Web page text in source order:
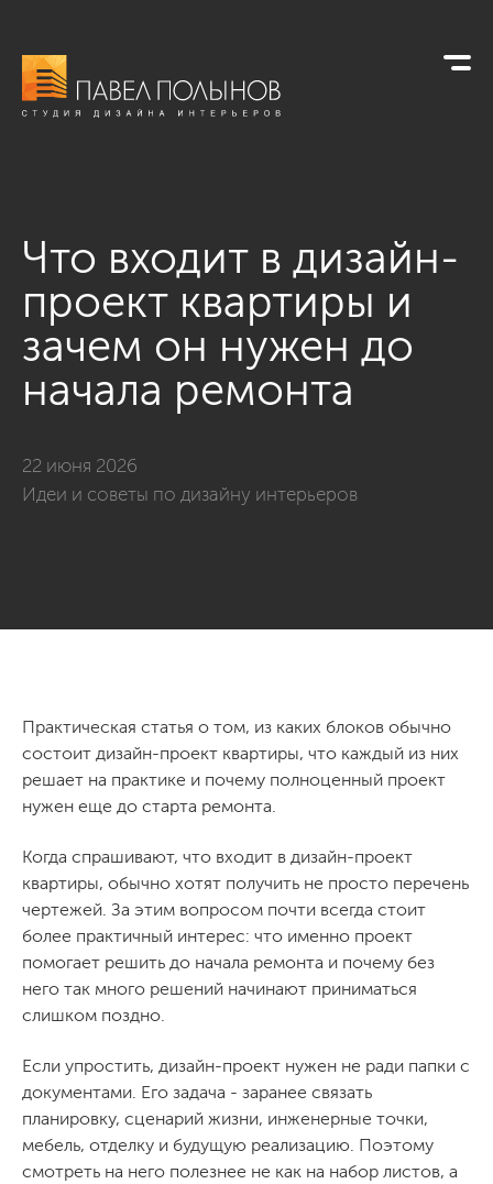
Что входит в дизайн-
проект квартиры и
зачем он нужен до
начала ремонта
22 июня 2026
Идеи и советы по дизайну интерьеров
Практическая статья о том, из каких блоков обычно
состоит дизайн-проект квартиры, что каждый из них
решает на практике и почему полноценный проект
нужен еще до старта ремонта.
Когда спрашивают, что входит в дизайн-проект
квартиры, обычно хотят получить не просто перечень
чертежей. За этим вопросом почти всегда стоит
более практичный интерес: что именно проект
помогает решить до начала ремонта и почему без
него так много решений начинают приниматься
слишком поздно.
Если упростить, дизайн-проект нужен не ради папки с
документами. Его задача - заранее связать
планировку, сценарий жизни, инженерные точки,
мебель, отделку и будущую реализацию. Поэтому
смотреть на него полезнее не как на набор листов, а